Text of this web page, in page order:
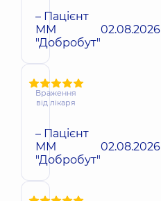
– Пацієнт
ММ
"Добробут"
02.08.2026
Враження
від лікаря
– Пацієнт
ММ
"Добробут"
02.08.2026